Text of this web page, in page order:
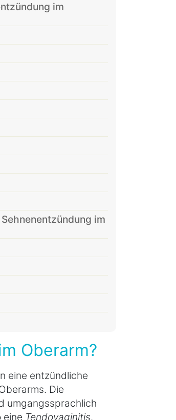
im
im
Oberarm?
eine entzündliche
Die
umgangssprachlich
eine Tendovaginitis.